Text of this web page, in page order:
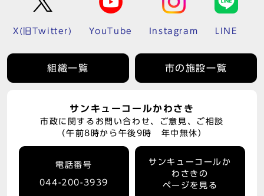
X(旧Twitter) YouTube Instagram LINE
組織一覧 市の施設一覧
サンキューコールかわさき
市政に関するお問い合わせ、ご意見、ご相談
（午前8時から午後9時 年中無休）
電話番号
044-200-3939
サンキューコールか
わさきの
ページを見る